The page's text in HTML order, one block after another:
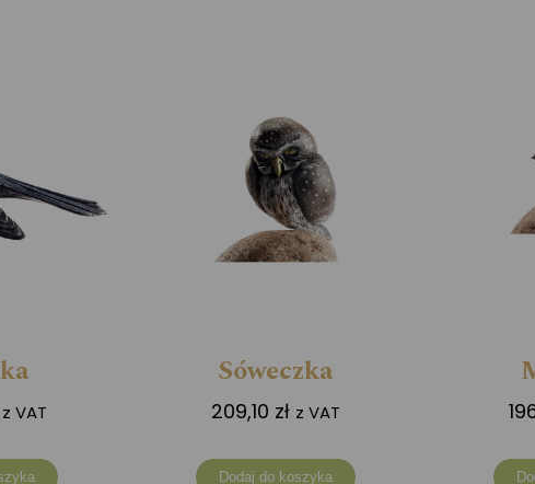
z VAT
Sóweczka
209,10 zł z VAT
Dodaj do koszyka